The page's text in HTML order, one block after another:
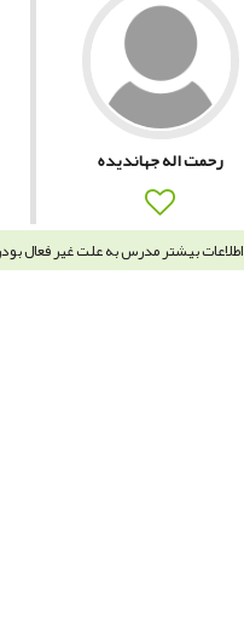
رحمت اله جهاندیده
اطلاعات بیشتر مدرس به علت غیر فعال